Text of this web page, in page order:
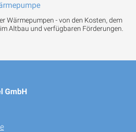
Wärmepumpen - von den Kosten, dem
Altbau und verfügbaren Förderungen.
GmbH